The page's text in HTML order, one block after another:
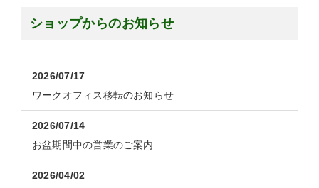
ショップからのお知らせ
2026/07/17
ワークオフィス移転のお知らせ
2026/07/14
お盆期間中の営業のご案内
2026/04/02